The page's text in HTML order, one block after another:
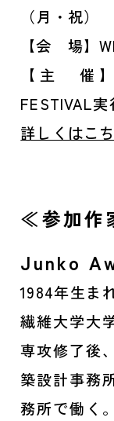
（月・祝）
【会 場】
【主 催】
FESTIVAL
詳しくはこ
≪参加作
Junko
1984年生ま
繊維大学大
専攻修了後
築設計事務
務所で働く